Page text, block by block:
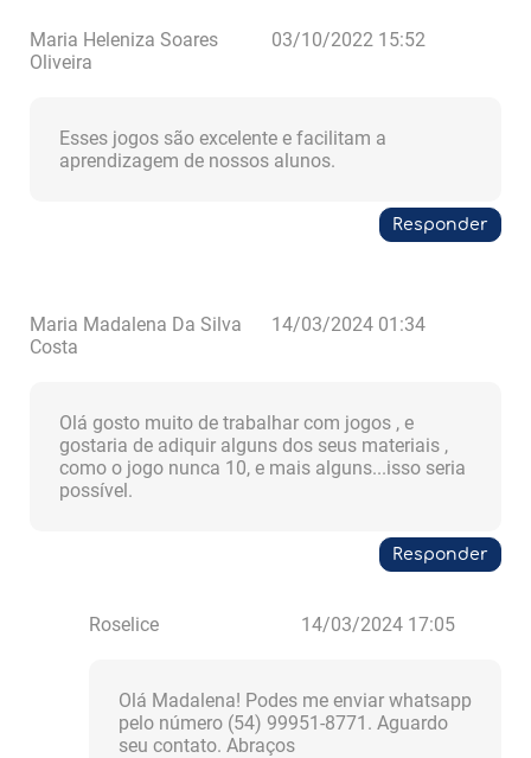
Maria Heleniza Soares
Oliveira
03/10/2022 15:52
Esses jogos são excelente e facilitam a
aprendizagem de nossos alunos.
Responder
Maria Madalena Da Silva
Costa
14/03/2024 01:34
Olá gosto muito de trabalhar com jogos , e
gostaria de adiquir alguns dos seus materiais ,
como o jogo nunca 10, e mais alguns...isso seria
possível.
Responder
Roselice 14/03/2024 17:05
Olá Madalena! Podes me enviar whatsapp
pelo número (54) 99951-8771. Aguardo
seu contato. Abraços